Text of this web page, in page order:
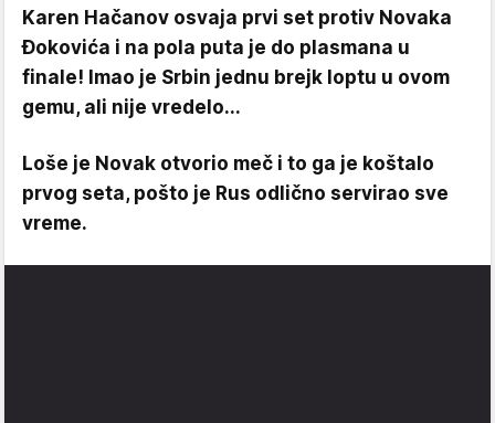
Karen Hačanov osvaja prvi set protiv Novaka
Đokovića i na pola puta je do plasmana u
finale! Imao je Srbin jednu brejk loptu u ovom
gemu, ali nije vredelo...
Loše je Novak otvorio meč i to ga je koštalo
prvog seta, pošto je Rus odlično servirao sve
vreme.